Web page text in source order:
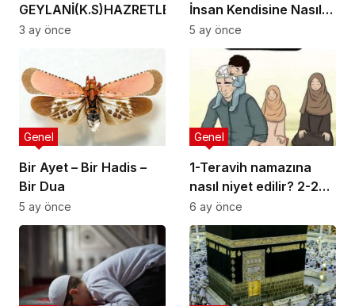
GEYLANİ(K.S)HAZRETLERİNİN.
CUMA GÜNÜ VİRDİ.
3 ay önce
İnsan Kendisine Nasıl
Zulmeder?
5 ay önce
Bir Ayet – Bir Hadis –
Bir Dua
Genel
5 ay önce
1-Teravih namazına
nasıl niyet edilir? 2-20
rekata bir niyet etsek
olur mu? 3-Hastayım
oruç tutamıyorum.
Teravih namazı kılmam
gerekir mi?
Genel
6 ay önce